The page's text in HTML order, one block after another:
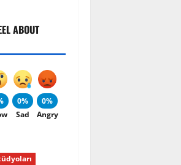
ABOUT
0%
Sad
0%
Angry